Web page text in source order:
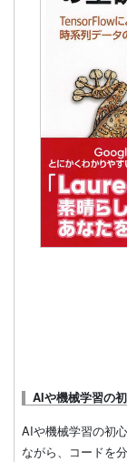
AIや機械学習の
AIや機械学習の初
ながら、コードを